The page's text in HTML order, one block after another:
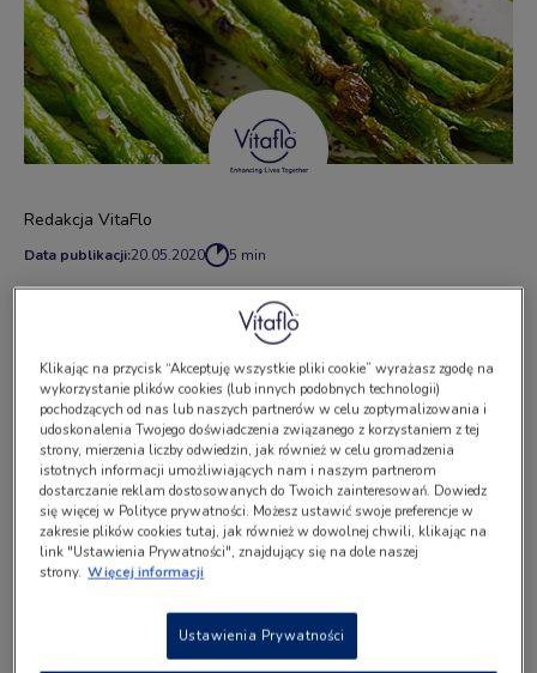
Data publikacji:20.05.2020 5 min
Redakcja VitaFlo
pęczek szparagów,
2 łyżki oliwy z oliwek,
sól i pieprz,
3 plasterki cytryny.
Przygotowanie
Klikając na przycisk “Akceptuję wszystkie pliki cookie” wyrażasz zgodę na
wykorzystanie plików cookies (lub innych podobnych technologii)
pochodzących od nas lub naszych partnerów w celu zoptymalizowania i
udoskonalenia Twojego doświadczenia związanego z korzystaniem z tej
strony, mierzenia liczby odwiedzin, jak również w celu gromadzenia
istotnych informacji umożliwiających nam i naszym partnerom
dostarczanie reklam dostosowanych do Twoich zainteresowań. Dowiedz
się więcej w Polityce prywatności. Możesz ustawić swoje preferencje w
zakresie plików cookies tutaj, jak również w dowolnej chwili, klikając na
link "Ustawienia Prywatności", znajdujący się na dole naszej
strony. Więcej informacji
Ustawienia Prywatności